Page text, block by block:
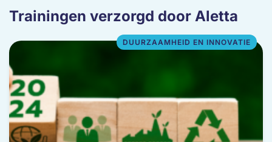
Trainingen verzorgd door Aletta
DUURZAAMHEID EN INNOVATIE